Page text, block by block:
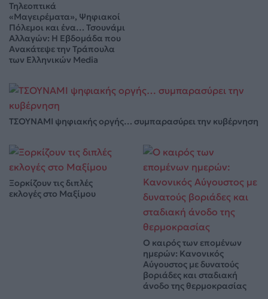
Τηλεοπτικά
«Μαγειρέματα», Ψηφιακοί
Πόλεμοι και ένα… Τσουνάμι
Αλλαγών: Η Εβδομάδα που
Ανακάτεψε την Τράπουλα
των Ελληνικών Media
ΤΣΟΥΝΑΜΙ ψηφιακής οργής… συμπαρασύρει την κυβέρνηση
Ξορκίζουν τις διπλές
εκλογές στο Μαξίμου
Ο καιρός των επομένων
ημερών: Κανονικός
Αύγουστος με δυνατούς
βοριάδες και σταδιακή
άνοδο της θερμοκρασίας